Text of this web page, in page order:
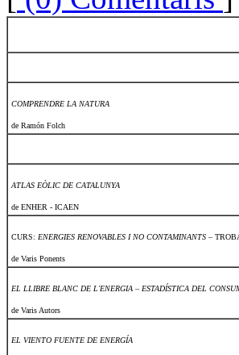
COMPRENDRE LA NATURA
de Ramón Folch
ATLAS EÒLIC DE CATALUNYA
de ENHER - ICAEN
CURS: ENERGIES RENOVABLES I NO CONTAMINANTS –
de Varis Ponents
EL LLIBRE BLANC DE L'ENERGIA – ESTADÍSTICA DEL
de Varis Autors
EL VIENTO FUENTE DE ENERGÍA